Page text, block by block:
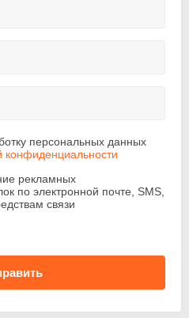
персональных данных
конфиденциальности
рекламных
по электронной почте, SMS,
связи